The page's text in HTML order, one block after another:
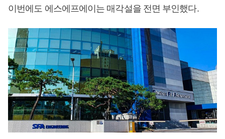
이번에도 에스에프에이는 매각설을 전면 부인했다.